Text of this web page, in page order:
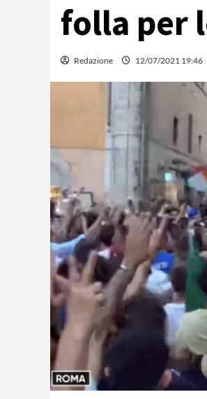
folla per
Redazione 12/07/2021 19:46